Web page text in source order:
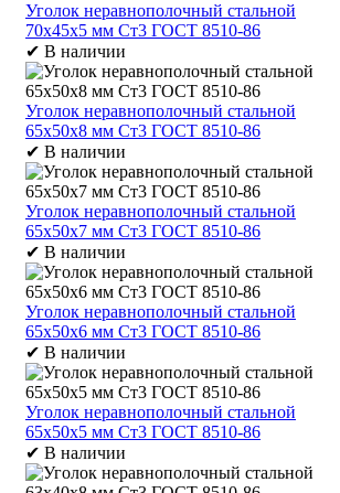
Уголок неравнополочный стальной
70х45х5 мм Ст3 ГОСТ 8510-86
✔ В наличии
Уголок неравнополочный стальной
65х50х8 мм Ст3 ГОСТ 8510-86
✔ В наличии
Уголок неравнополочный стальной
65х50х7 мм Ст3 ГОСТ 8510-86
✔ В наличии
Уголок неравнополочный стальной
65х50х6 мм Ст3 ГОСТ 8510-86
✔ В наличии
Уголок неравнополочный стальной
65х50х5 мм Ст3 ГОСТ 8510-86
✔ В наличии